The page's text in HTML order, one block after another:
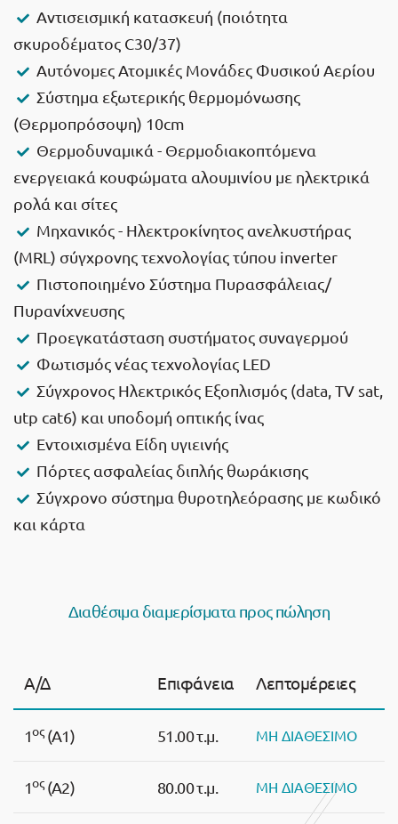
Αντισεισμική κατασκευή (ποιότητα
σκυροδέματος C30/37)
Αυτόνομες Ατομικές Μονάδες Φυσικού Αερίου
Σύστημα εξωτερικής θερμομόνωσης
(Θερμοπρόσοψη) 10cm
Θερμοδυναμικά - Θερμοδιακοπτόμενα
ενεργειακά κουφώματα αλουμινίου με ηλεκτρικά
ρολά και σίτες
Μηχανικός - Ηλεκτροκίνητος ανελκυστήρας
(MRL) σύγχρονης τεχνολογίας τύπου inverter
Πιστοποιημένο Σύστημα Πυρασφάλειας/
Πυρανίχνευσης
Προεγκατάσταση συστήματος συναγερμού
Φωτισμός νέας τεχνολογίας LED
Σύγχρονος Ηλεκτρικός Εξοπλισμός (data, TV sat,
utp cat6) και υποδομή οπτικής ίνας
Εντοιχισμένα Είδη υγιεινής
Πόρτες ασφαλείας διπλής θωράκισης
Σύγχρονο σύστημα θυροτηλεόρασης με κωδικό
και κάρτα
Διαθέσιμα διαμερίσματα προς πώληση
Α/Δ Επιφάνεια Λεπτομέρειες
1ος(Α1) 51.00 τ.μ. ΜΗ ΔΙΑΘΕΣΙΜΟ
1ος(Α2) 80.00 τ.μ. ΜΗ ΔΙΑΘΕΣΙΜΟ